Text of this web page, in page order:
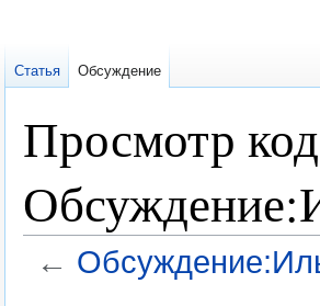
Просмотр
←
Статья Обсуждение